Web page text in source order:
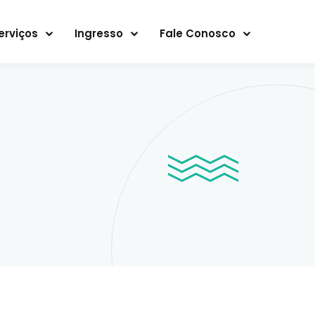
Ingresso Fale Conosco